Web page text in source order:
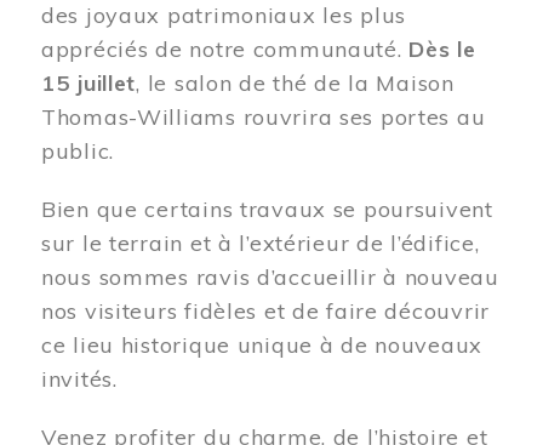
des joyaux patrimoniaux les plus
appréciés de notre communauté. Dès le
15 juillet, le salon de thé de la Maison
Thomas-Williams rouvrira ses portes au
public.
Bien que certains travaux se poursuivent
sur le terrain et à l’extérieur de l’édifice,
nous sommes ravis d’accueillir à nouveau
nos visiteurs fidèles et de faire découvrir
ce lieu historique unique à de nouveaux
invités.
Venez profiter du charme, de l’histoire et